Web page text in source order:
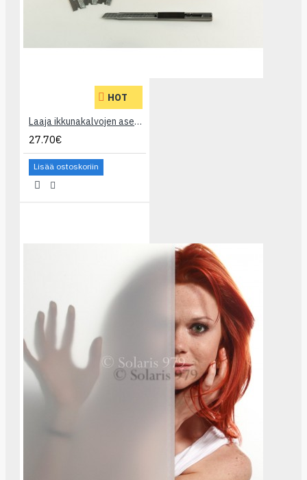
HOT
Laaja ikkunakalvojen asennustyökalusarja
27.70€
Lisää ostoskoriin